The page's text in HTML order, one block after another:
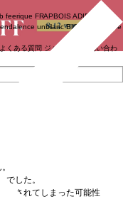
feerique FRAPBOIS ADIEU
endalence unbilanc BIGI online store
よくある質問 ジャーナル
お問い合わ
でした。
除されてしまった可能性